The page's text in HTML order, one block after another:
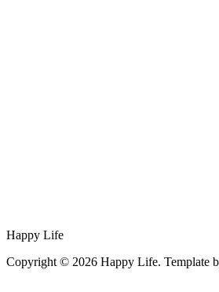
Happy Life
Copyright © 2026 Happy Life. Template